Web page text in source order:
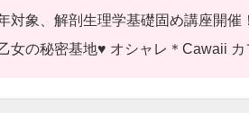
象、解剖生理学基礎固め講座開催！
の秘密基地♥ オシャレ＊Cawaii カ